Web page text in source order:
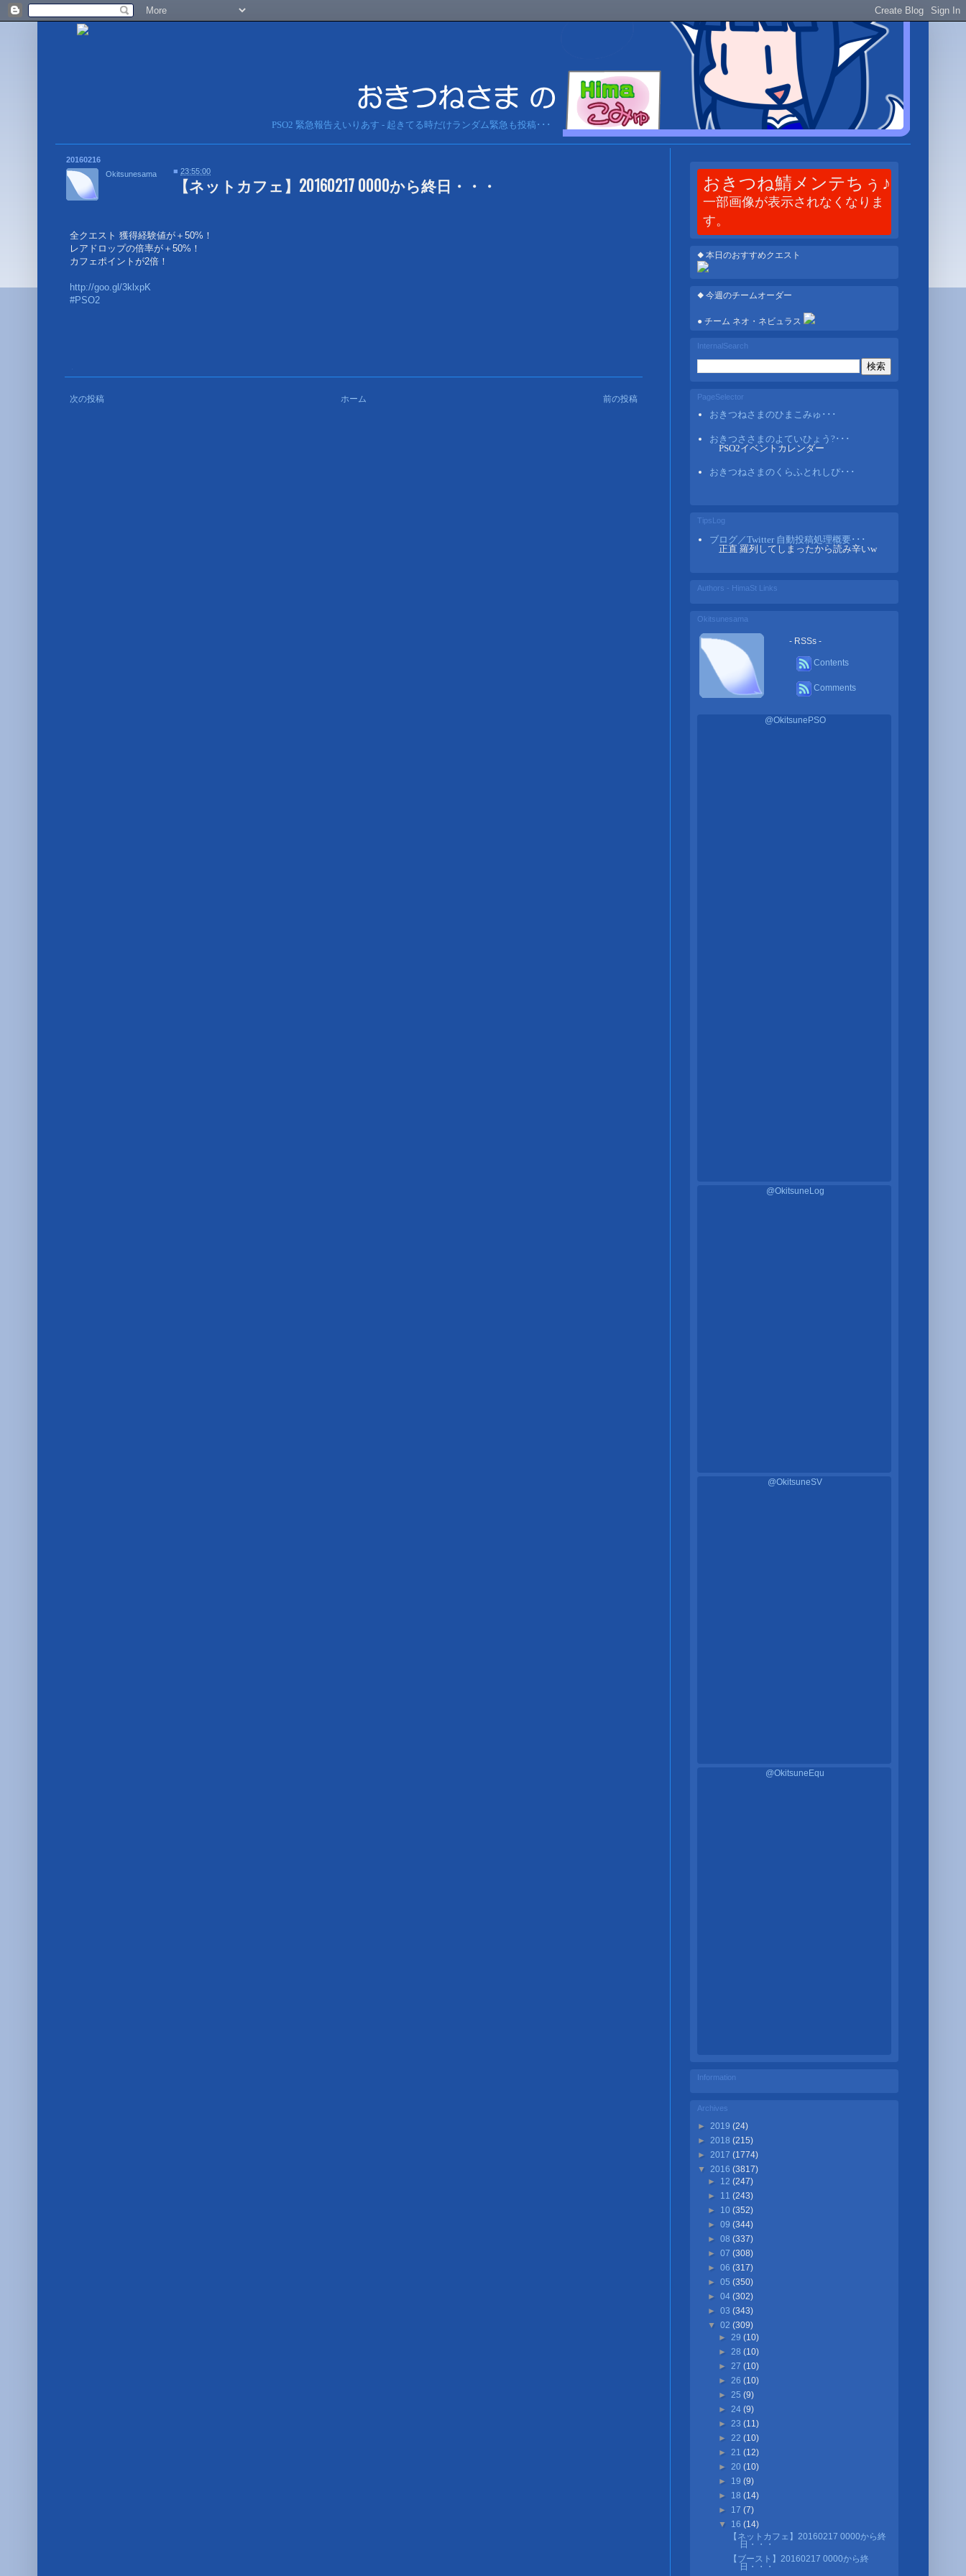
PSO2 緊急報告えいりあす - 起きてる時だけランダム緊急も投稿･･･
20160216
【ネットカフェ】20160217 0000から終日・・・
全クエスト 獲得経験値が＋50%！
レアドロップの倍率が＋50%！
カフェポイントが2倍！
http://goo.gl/3klxpK
#PSO2
Okitsunesama ■23:55:00
次の投稿 前の投稿
ホーム
おきつね鯖メンテちぅ♪
一部画像が表示されなくなりま
す。
◆ 本日のおすすめクエスト
◆ 今週のチームオーダー
● チーム ネオ・ネビュラス
InternalSearch
PageSelector
おきつねさまのひまこみゅ･･･
おきつささまのよていひょう?･･･
PSO2イベントカレンダー
おきつねさまのくらふとれしぴ･･･
TipsLog
ブログ／Twitter 自動投稿処理概要･･･
正直 羅列してしまったから読み辛いw
Authors - HimaSt Links
Okitsunesama
- RSSs -
Contents
Comments
@OkitsunePSO
@OkitsuneLog
@OkitsuneSV
@OkitsuneEqu
Information
Archives
► 2019 (24)
► 2018 (215)
► 2017 (1774)
▼ 2016 (3817)
► 12(247)
► 11(243)
► 10(352)
►09(344)
►08(337)
►07(308)
►06(317)
►05(350)
►04(302)
►03(343)
▼02(309)
► 29 (10)
► 28 (10)
► 27 (10)
► 26 (10)
► 25 (9)
► 24 (9)
► 23 (11)
► 22 (10)
► 21 (12)
► 20 (10)
► 19 (9)
► 18 (14)
► 17 (7)
▼ 16 (14)
【ネットカフェ】20160217 0000から終
日・・・
【ブースト】20160217 0000から終
日・・・